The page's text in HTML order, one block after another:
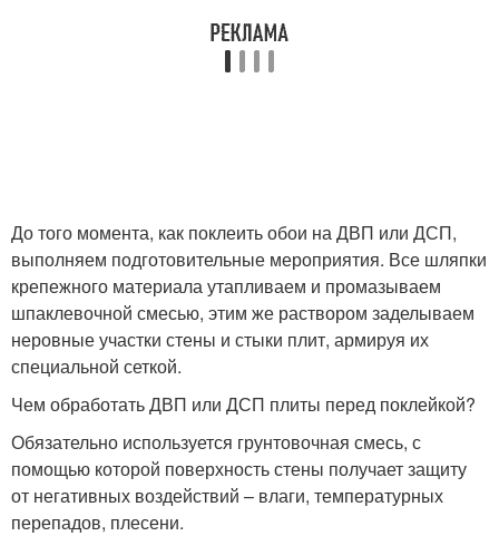
До того момента, как поклеить обои на ДВП или ДСП,
выполняем подготовительные мероприятия. Все шляпки
крепежного материала утапливаем и промазываем
шпаклевочной смесью, этим же раствором заделываем
неровные участки стены и стыки плит, армируя их
специальной сеткой.
Чем обработать ДВП или ДСП плиты перед поклейкой?
Обязательно используется грунтовочная смесь, с
помощью которой поверхность стены получает защиту
от негативных воздействий – влаги, температурных
перепадов, плесени.